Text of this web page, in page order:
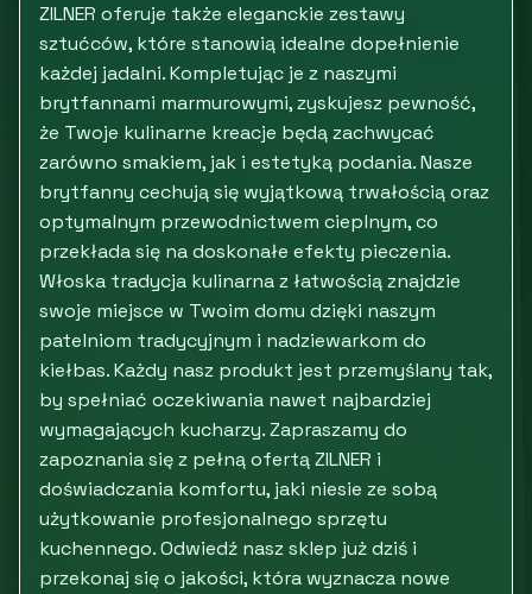
ZILNER oferuje także eleganckie zestawy
sztućców, które stanowią idealne dopełnienie
każdej jadalni. Kompletując je z naszymi
brytfannami marmurowymi, zyskujesz pewność,
że Twoje kulinarne kreacje będą zachwycać
zarówno smakiem, jak i estetyką podania. Nasze
brytfanny cechują się wyjątkową trwałością oraz
optymalnym przewodnictwem cieplnym, co
przekłada się na doskonałe efekty pieczenia.
Włoska tradycja kulinarna z łatwością znajdzie
swoje miejsce w Twoim domu dzięki naszym
patelniom tradycyjnym i nadziewarkom do
kiełbas. Każdy nasz produkt jest przemyślany tak,
by spełniać oczekiwania nawet najbardziej
wymagających kucharzy. Zapraszamy do
zapoznania się z pełną ofertą ZILNER i
doświadczania komfortu, jaki niesie ze sobą
użytkowanie profesjonalnego sprzętu
kuchennego. Odwiedź nasz sklep już dziś i
przekonaj się o jakości, która wyznacza nowe